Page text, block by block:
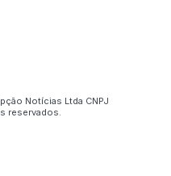
Notícias Ltda CNPJ
reservados.